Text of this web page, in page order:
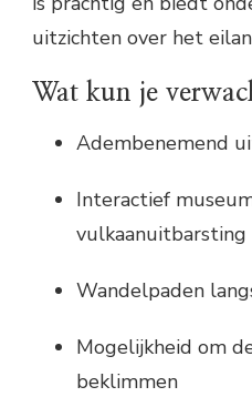
uitzichten over het
Wat kun je
Adembenemend
Interactief
vulkaanuitbarsting
Wandelpaden
Mogelijkheid om
beklimmen